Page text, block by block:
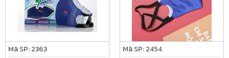
Mã SP: 2363 Mã SP: 2454